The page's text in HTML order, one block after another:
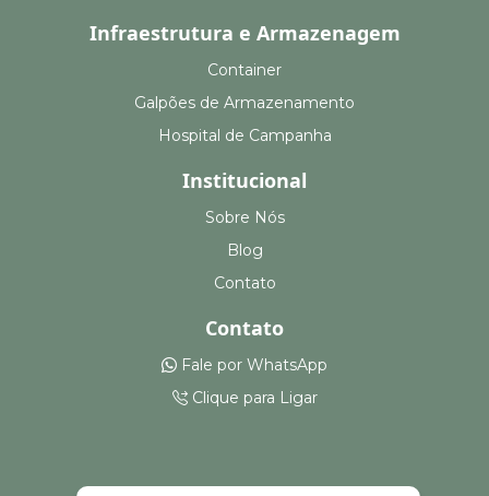
Infraestrutura e Armazenagem
Container
Galpões de Armazenamento
Hospital de Campanha
Institucional
Sobre Nós
Blog
Contato
Contato
Fale por WhatsApp
Clique para Ligar